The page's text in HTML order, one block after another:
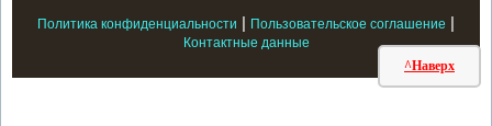
^Наверх
Политика конфиденциальности | Пользовательское соглашение |
Контактные данные